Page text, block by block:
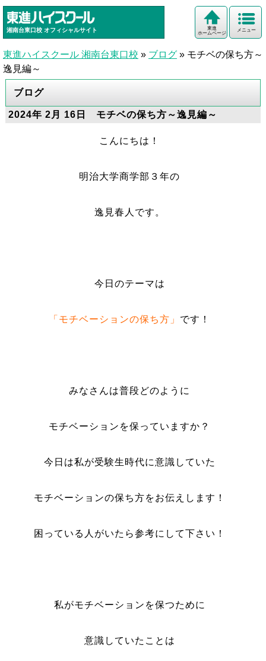
湘南台東口校 オフィシャルサイト メニュー
東進
ホームページ
東進ハイスクール 湘南台東口校 » ブログ » モチベの保ち方～
逸見編～
ブログ
2024年 2月 16日 モチベの保ち方～逸見編～
こんにちは！
明治大学商学部３年の
逸見春人です。
今日のテーマは
「モチベーションの保ち方」 です！
みなさんは普段どのように
モチベーションを保っていますか？
今日は私が受験生時代に意識していた
モチベーションの保ち方をお伝えします！
困っている人がいたら参考にして下さい！
私がモチベーションを保つために
意識していたことは